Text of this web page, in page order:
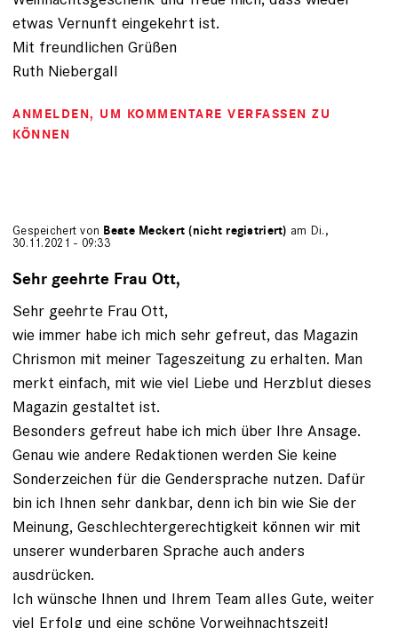
etwas Vernunft eingekehrt ist.
Mit freundlichen Grüßen
Ruth Niebergall
ANMELDEN, UM KOMMENTARE VERFASSEN ZU
KÖNNEN
Gespeichert von Beate Meckert (nicht registriert) am Di.,
30.11.2021 - 09:33
Sehr geehrte Frau Ott,
Sehr geehrte Frau Ott,
wie immer habe ich mich sehr gefreut, das Magazin
Chrismon mit meiner Tageszeitung zu erhalten. Man
merkt einfach, mit wie viel Liebe und Herzblut dieses
Magazin gestaltet ist.
Besonders gefreut habe ich mich über Ihre Ansage.
Genau wie andere Redaktionen werden Sie keine
Sonderzeichen für die Gendersprache nutzen. Dafür
bin ich Ihnen sehr dankbar, denn ich bin wie Sie der
Meinung, Geschlechtergerechtigkeit können wir mit
unserer wunderbaren Sprache auch anders
ausdrücken.
Ich wünsche Ihnen und Ihrem Team alles Gute, weiter
viel Erfolg und eine schöne Vorweihnachtszeit!